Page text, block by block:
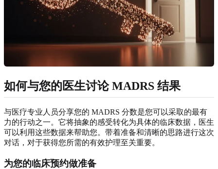
如何与您的医生讨论 MADRS 结果
与医疗专业人员分享您的 MADRS 分数是您可以采取的最有
力的行动之一。它将抽象的感受转化为具体的临床数据，医生
可以利用这些数据来帮助您。带着准备和清晰的思路进行这次
对话，对于获得您所需的有效护理至关重要。
为您的临床预约做准备